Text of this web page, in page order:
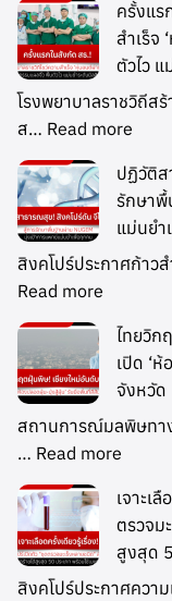
ครั้งแร
สำเร็จ
ตัวไว
โรงพยาบาลราชวิถีส
ส… Read more
ปฏิวัติส
รักษาพื้
แม่นยำ
สิงคโปร์ประกาศก้า
Read more
ไทยวิก
เปิด ‘
จังหวัด
สถานการณ์มลพิษทาง
… Read more
เจาะเ
ตรวจม
สูงสุด
สิงคโปร์ประกาศควา